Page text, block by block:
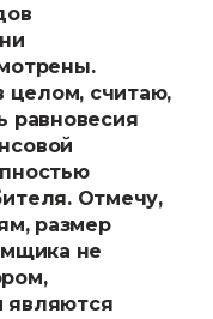
целом, считаю,
равновесия
Отмечу,
размер
не
являются